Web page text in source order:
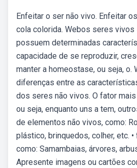
Enfeitar o ser não vivo. Enfeitar
cola colorida. Webos seres vivos
possuem determinadas
capacidade de se reproduzir,
manter a homeostase, ou seja, o.
diferenças entre as
dos seres não vivos. O fator mais
ou seja, enquanto uns a tem,
de elementos não vivos, como:
plástico, brinquedos, colher, etc.
como: Samambaias, árvores,
Apresente imagens ou cartões